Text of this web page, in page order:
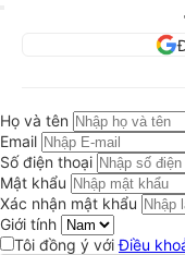
Họ và tên
Email
Số điện thoại
Mật khẩu
Xác nhận mật khẩu
Giới tính
Tôi đồng ý vớiĐiều